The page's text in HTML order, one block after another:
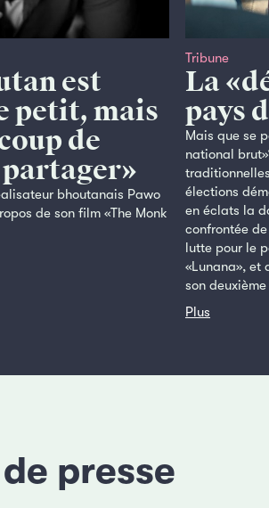
est
petit, mais
de
partager»
bhoutanais Pawo
de son film «The Monk
Tribune
La
pays
Mais que se
national
élections
en éclats la
confrontée
lutte pour le
«Lunana», et
son
Plus
presse